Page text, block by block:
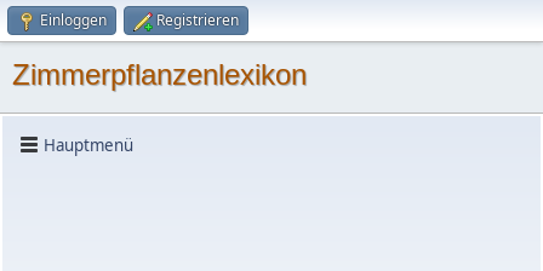
Einloggen Registrieren
Zimmerpflanzenlexikon
Hauptmenü